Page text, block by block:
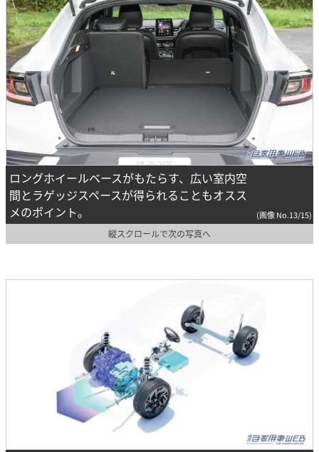
ロングホイールベースがもたらす、広い室内空
間とラゲッジスペースが得られることもオスス
メのポイント。
(画像 No.13/15)
縦スクロールで次の写真へ